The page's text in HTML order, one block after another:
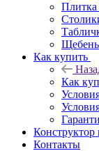
Плитка
Как купить
Как
Конструктор
Контакты